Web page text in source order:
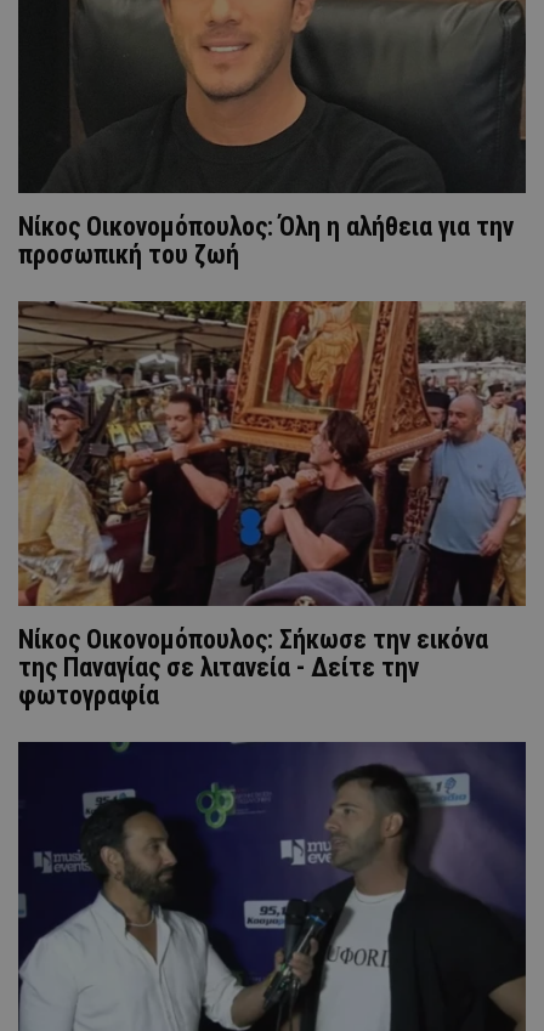
Νίκος Οικονομόπουλος: Όλη η αλήθεια για την
προσωπική του ζωή
Νίκος Οικονομόπουλος: Σήκωσε την εικόνα
της Παναγίας σε λιτανεία - Δείτε την
φωτογραφία